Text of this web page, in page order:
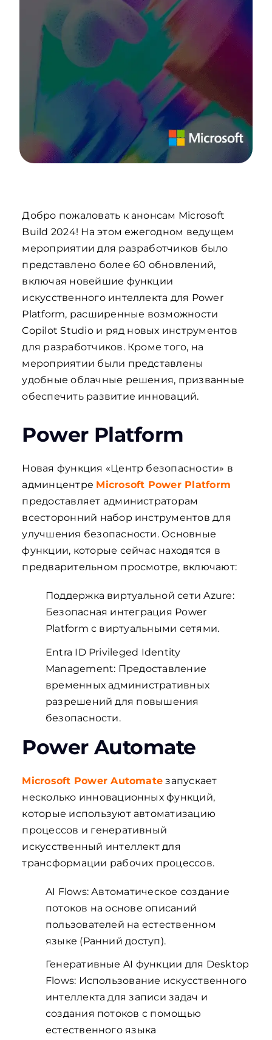
Добро пожаловать к анонсам Microsoft
Build 2024! На этом ежегодном ведущем
мероприятии для разработчиков было
представлено более 60 обновлений,
включая новейшие функции
искусственного интеллекта для Power
Platform, расширенные возможности
Copilot Studio и ряд новых инструментов
для разработчиков. Кроме того, на
мероприятии были представлены
удобные облачные решения, призванные
обеспечить развитие инноваций.
Power Platform
Новая функция «Центр безопасности» в
админцентре Microsoft Power Platform
предоставляет администраторам
всесторонний набор инструментов для
улучшения безопасности. Основные
функции, которые сейчас находятся в
предварительном просмотре, включают:
Поддержка виртуальной сети Azure:
Безопасная интеграция Power
Platform с виртуальными сетями.
Entra ID Privileged Identity
Management: Предоставление
временных административных
разрешений для повышения
безопасности.
Power Automate
Microsoft Power Automate запускает
несколько инновационных функций,
которые используют автоматизацию
процессов и генеративный
искусственный интеллект для
трансформации рабочих процессов.
AI Flows: Автоматическое создание
потоков на основе описаний
пользователей на естественном
языке (Ранний доступ).
Генеративные AI функции для Desktop
Flows: Использование искусственного
интеллекта для записи задач и
создания потоков с помощью
естественного языка